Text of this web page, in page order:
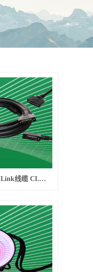
广东相机专用Camera Link线缆 CL系列